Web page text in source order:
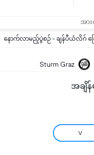
အာ
နောက်လာမည့်ပွဲစဉ် - ချန်ပီယံလိဂ် ခြ
Sturm Graz
အချိန်
V